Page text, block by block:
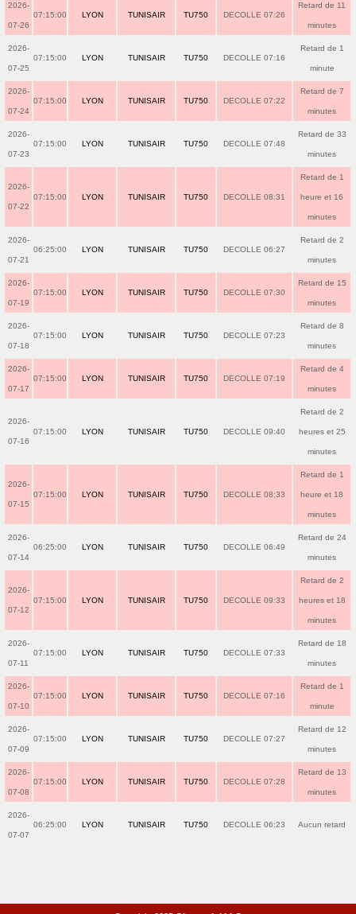
2026-
07-26
07:15:00 LYON TUNISAIR TU750 DECOLLE 07:26
Retard de 11
minutes
2026-
07-25
07:15:00 LYON TUNISAIR TU750 DECOLLE 07:16
Retard de 1
minute
2026-
07-24
07:15:00 LYON TUNISAIR TU750 DECOLLE 07:22
Retard de 7
minutes
2026-
07-23
07:15:00 LYON TUNISAIR TU750 DECOLLE 07:48
Retard de 33
minutes
2026-
07-22
07:15:00 LYON TUNISAIR TU750 DECOLLE 08:31
Retard de 1
heure et 16
minutes
2026-
07-21
06:25:00 LYON TUNISAIR TU750 DECOLLE 06:27
Retard de 2
minutes
2026-
07-19
07:15:00 LYON TUNISAIR TU750 DECOLLE 07:30
Retard de 15
minutes
2026-
07-18
07:15:00 LYON TUNISAIR TU750 DECOLLE 07:23
Retard de 8
minutes
2026-
07-17
07:15:00 LYON TUNISAIR TU750 DECOLLE 07:19
Retard de 4
minutes
2026-
07-16
07:15:00 LYON TUNISAIR TU750 DECOLLE 09:40
Retard de 2
heures et 25
minutes
2026-
07-15
07:15:00 LYON TUNISAIR TU750 DECOLLE 08:33
Retard de 1
heure et 18
minutes
2026-
07-14
06:25:00 LYON TUNISAIR TU750 DECOLLE 06:49
Retard de 24
minutes
2026-
07-12
07:15:00 LYON TUNISAIR TU750 DECOLLE 09:33
Retard de 2
heures et 18
minutes
2026-
07-11
07:15:00 LYON TUNISAIR TU750 DECOLLE 07:33
Retard de 18
minutes
2026-
07-10
07:15:00 LYON TUNISAIR TU750 DECOLLE 07:16
Retard de 1
minute
2026-
07-09
07:15:00 LYON TUNISAIR TU750 DECOLLE 07:27
Retard de 12
minutes
2026-
07-08
07:15:00 LYON TUNISAIR TU750 DECOLLE 07:28
Retard de 13
minutes
2026-
07-07
06:25:00 LYON TUNISAIR TU750 DECOLLE 06:23 Aucun retard